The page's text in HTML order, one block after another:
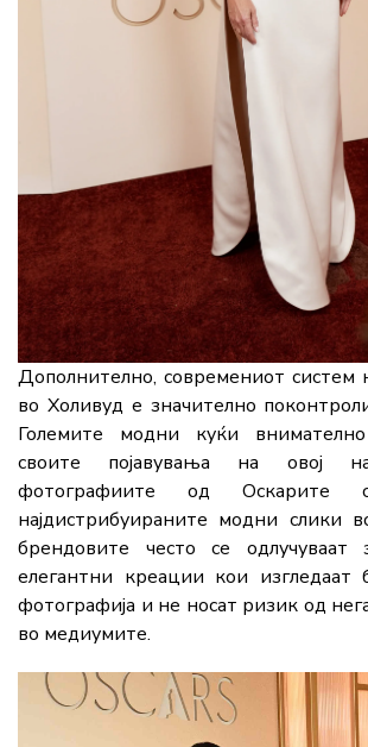
Дополнително, современиот систем
во Холивуд е значително
Големите модни куќи внимателно
своите појавувања на овој
фотографиите од Оскарите
најдистрибуираните модни слики
брендовите често се одлучуваат
елегантни креации кои изгледаат
фотографија и не носат ризик од
во медиумите.